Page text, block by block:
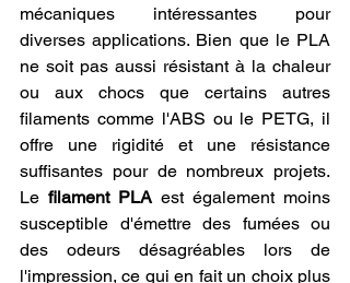
mécaniques intéressantes pour
diverses applications. Bien que le PLA
ne soit pas aussi résistant à la chaleur
ou aux chocs que certains autres
filaments comme l'ABS ou le PETG, il
offre une rigidité et une résistance
suffisantes pour de nombreux projets.
Le filament PLA est également moins
susceptible d'émettre des fumées ou
des odeurs désagréables lors de
l'impression, ce qui en fait un choix plus